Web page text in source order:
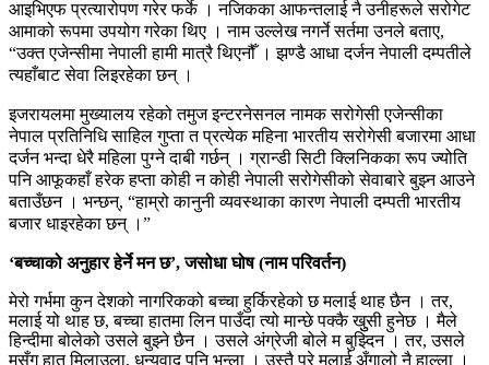
आइभिएफ प्रत्यारोपण गरेर फर्के । नजिकका आफन्तलाई नै उनीहरूले सरोगेट
आमाको रूपमा उपयोग गरेका थिए । नाम उल्लेख नगर्ने सर्तमा उनले बताए,
“उक्त एजेन्सीमा नेपाली हामी मात्रै थिएनौँ । झण्डै आधा दर्जन नेपाली दम्पतीले
त्यहाँबाट सेवा लिइरहेका छन् ।
इजरायलमा मुख्यालय रहेको तमुज इन्टरनेसनल नामक सरोगेसी एजेन्सीका
नेपाल प्रतिनिधि साहिल गुप्ता त प्रत्येक महिना भारतीय सरोगेसी बजारमा आधा
दर्जन भन्दा धेरै महिला पुग्ने दाबी गर्छन् । ग्रान्डी सिटी क्लिनिकका रूप ज्योति
पनि आफूकहाँ हरेक हप्ता कोही न कोही नेपाली सरोगेसीको सेवाबारे बुझ्न आउने
बताउँछन । भन्छन्, “हाम्रो कानुनी व्यवस्थाका कारण नेपाली दम्पती भारतीय
बजार धाइरहेका छन् ।”
‘बच्चाको अनुहार हेर्ने मन छ’, जसोधा घोष (नाम परिवर्तन)
मेरो गर्भमा कुन देशको नागरिकको बच्चा हुर्किरहेको छ मलाई थाह छैन । तर,
मलाई यो थाह छ, बच्चा हातमा लिन पाउँदा त्यो मान्छे पक्कै खुुसी हुनेछ । मैले
हिन्दीमा बोलेको उसले बुझ्ने छैन । उसले अंग्रेजी बोले म बुझ्दिन । तर, उसले
मसँग हात मिलाउला, धन्यवाद पनि भन्ला । उस्तै परे मलाई अँगालो नै हाल्ला ।